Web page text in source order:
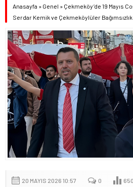
Anasayfa » Genel » Çekmeköy’de 19 Mayıs
Serdar Kemik ve Çekmeköylüler
20 MAYIS 2026 10:57 0 650